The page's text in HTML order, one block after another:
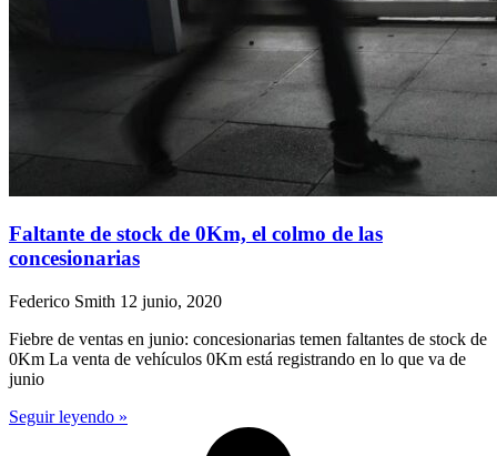
Faltante de stock de 0Km, el colmo de las
concesionarias
Federico Smith 12 junio, 2020
Fiebre de ventas en junio: concesionarias temen faltantes de stock de
0Km La venta de vehículos 0Km está registrando en lo que va de
junio
Seguir leyendo »